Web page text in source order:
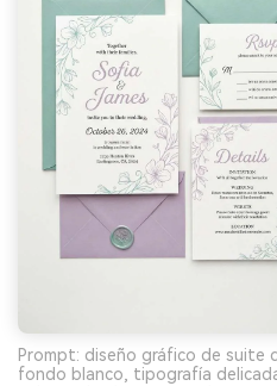
Prompt: diseño gráfico de suite
fondo blanco, tipografía